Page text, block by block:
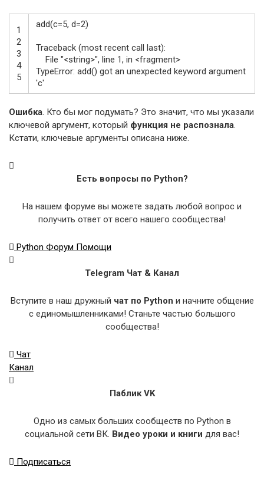
1
2
3
4
5
add(c=5, d=2)
Traceback (most recent call last):
File "<string>", line 1, in <fragment>
TypeError: add() got an unexpected keyword argument
'c'
Ошибка. Кто бы мог подумать? Это значит, что мы указали
ключевой аргумент, который функция не распознала.
Кстати, ключевые аргументы описана ниже.
Есть вопросы по Python?
На нашем форуме вы можете задать любой вопрос и
получить ответ от всего нашего сообщества!
Python Форум Помощи
Telegram Чат & Канал
Вступите в наш дружный чат по Python и начните общение
с единомышленниками! Станьте частью большого
сообщества!
Чат
Канал
Паблик VK
Одно из самых больших сообществ по Python в
социальной сети ВК. Видео уроки и книги для вас!
Подписаться